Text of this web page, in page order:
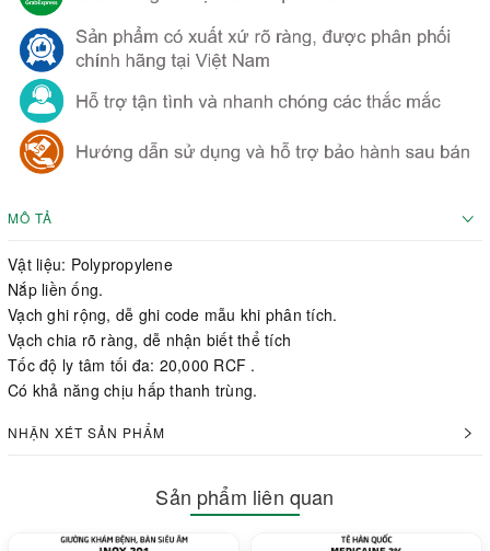
MÔ TẢ
Vật liệu: Polypropylene
Nắp liền ống.
Vạch ghi rộng, dễ ghi code mẫu khi phân tích.
Vạch chia rõ ràng, dễ nhận biết thể tích
Tốc độ ly tâm tối đa: 20,000 RCF .
Có khả năng chịu hấp thanh trùng.
NHẬN XÉT SẢN PHẨM
Sản phẩm liên quan